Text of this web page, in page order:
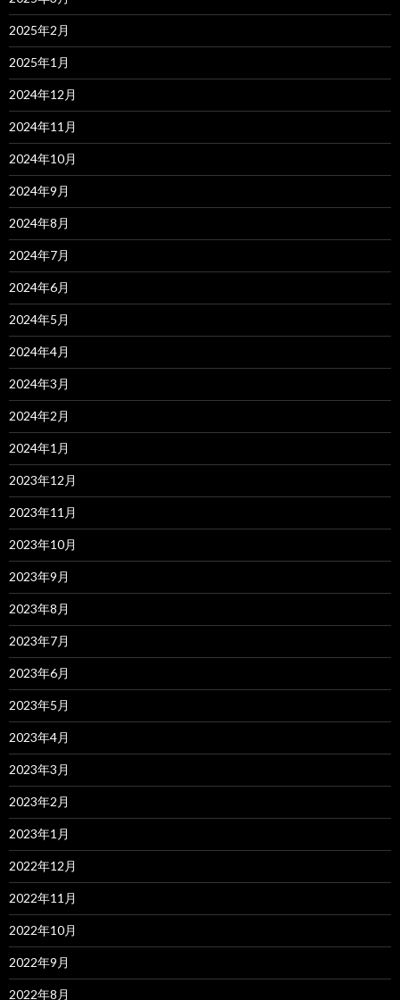
2025年2月
2025年1月
2024年12月
2024年11月
2024年10月
2024年9月
2024年8月
2024年7月
2024年6月
2024年5月
2024年4月
2024年3月
2024年2月
2024年1月
2023年12月
2023年11月
2023年10月
2023年9月
2023年8月
2023年7月
2023年6月
2023年5月
2023年4月
2023年3月
2023年2月
2023年1月
2022年12月
2022年11月
2022年10月
2022年9月
2022年8月